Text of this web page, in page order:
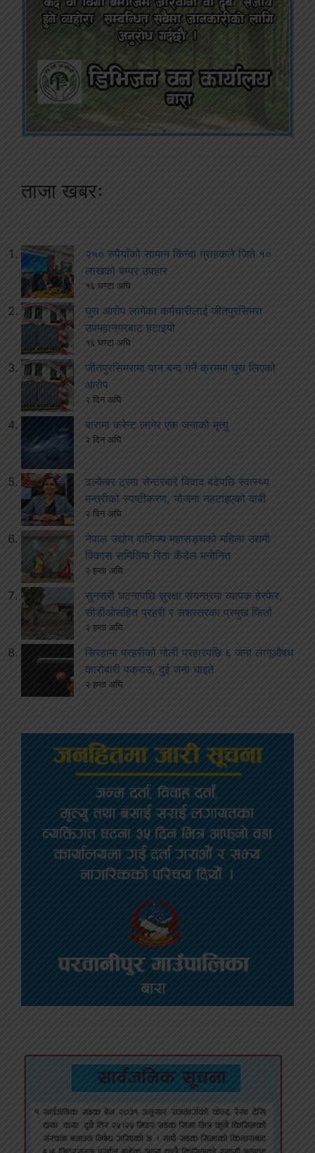
ताजा खबरः
२५० रुपैयाँको सामान किन्दा ग्राहकले जिते १०
लाखको बम्पर उपहार
१६ घण्टा अघि
घुस आरोप लागेका कर्मचारीलाई जीतपुरसिमरा
उपमहानगरबाट हटाइयो
१६ घण्टा अघि
जीतपुरसिमरामा पान बन्द गर्ने क्रममा घुस लिएको
आरोप
२ दिन अघि
बारामा करेन्ट लागेर एक जनाको मृत्यु
२ दिन अघि
ढल्केबर ट्रमा सेन्टरबारे विवाद बढेपछि स्वास्थ्य
मन्त्रीको स्पष्टीकरण, योजना नहटाइएको दाबी
२ दिन अघि
नेपाल उद्योग वाणिज्य महासङ्घको महिला उद्यमी
विकास समितिमा रिता कँडेल मनोनित
२ हप्ता अघि
सुनसरी घटनापछि सुरक्षा संयन्त्रमा व्यापक हेरफेर,
सीडीओसहित प्रहरी र सशस्त्रका प्रमुख फिर्ता
२ हप्ता अघि
सिरहामा प्रहरीको गोली प्रहारपछि ६ जना लागूऔषध
कारोबारी पक्राउ, दुई जना घाइते
२ हप्ता अघि